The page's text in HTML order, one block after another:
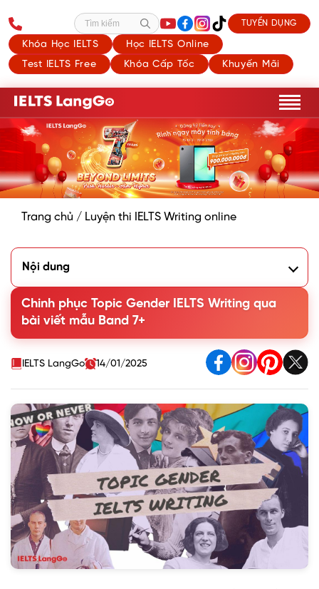
Khóa Học IELTS
Học IELTS Online
Test IELTS Free
Khóa Cấp Tốc Khuyến Mãi
Tìm kiếm TUYỂN DỤNG
Trang chủ / Luyện thi IELTS Writing online
Nội dung
2. Một số ý tưởng topic Gender IELTS Writing
3. Sample topic Gender IELTS Writing Band 7+
Chinh phục Topic Gender IELTS Writing qua
bài viết mẫu Band 7+
IELTS LangGo 14/01/2025